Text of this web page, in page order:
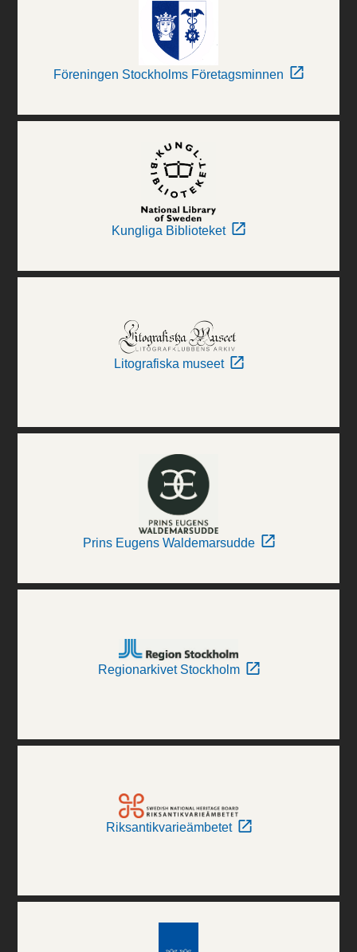
Föreningen Stockholms Företagsminnen
Kungliga Biblioteket
Litografiska museet
Prins Eugens Waldemarsudde
Regionarkivet Stockholm
Riksantikvarieämbetet